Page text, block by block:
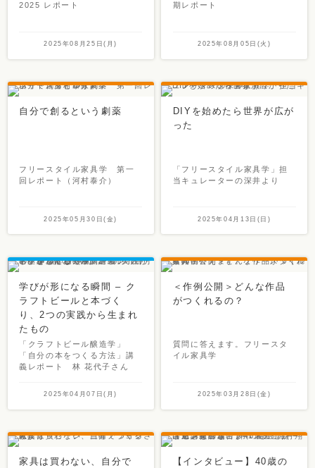
2025 レポート
2025年08月25日(月)
期レポート
2025年08月05日(火)
自分で創るという劇薬
フリースタイル家具学 第一
回レポート（河村泰介）
2025年05月30日(金)
DIYを始めたら世界が広が
った
「フリースタイル家具学」担
当キュレーターの深井より
2025年04月13日(日)
学びが形になる瞬間 – ク
ラフトビールと本づく
り、2つの実践から生まれ
たもの
「クラフトビール醸造学」
「自分の本をつくる方法」講
義レポート 林 花代子さん
2025年04月07日(月)
＜作例公開＞どんな作品
がつくれるの？
質問に答えます。フリースタ
イル家具学
2025年03月28日(金)
家具は買わない、自分で
【インタビュー】40歳の